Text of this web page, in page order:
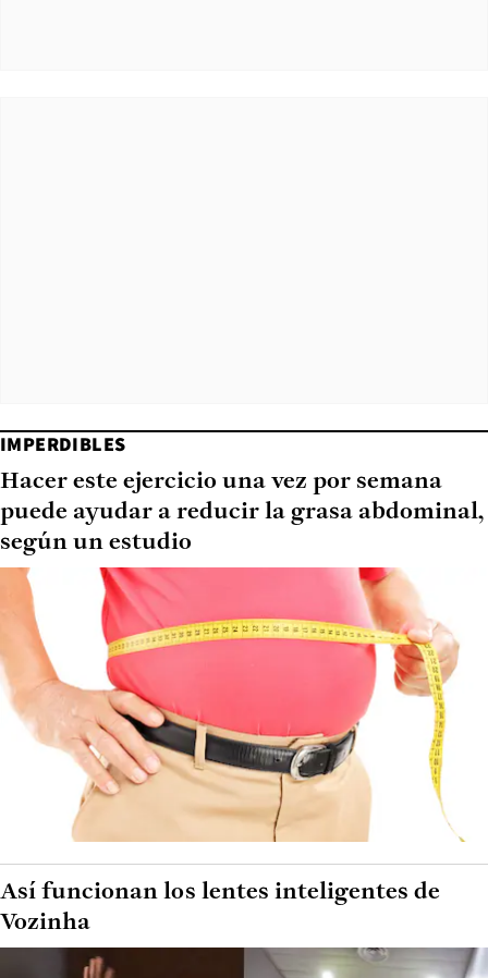
IMPERDIBLES
Hacer este ejercicio una vez por semana
puede ayudar a reducir la grasa abdominal,
según un estudio
Así funcionan los lentes inteligentes de
Vozinha